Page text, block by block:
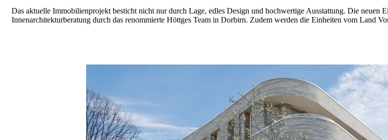
Das aktuelle Immobilienprojekt besticht nicht nur durch Lage, edles Design und hochwertige Ausstattung. Die neuen
Innenarchitekturberatung durch das renommierte Höttges Team in Dorbirn. Zudem werden die Einheiten vom Land